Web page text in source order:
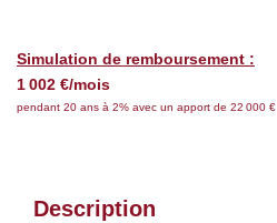
Simulation de remboursement :
1 002 €/mois
pendant 20 ans à 2% avec un apport de 22 000 €
Description